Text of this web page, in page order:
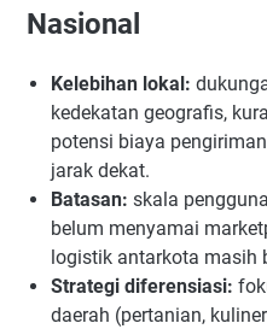
Nasional
Kelebihan lokal:
kedekatan geografis,
potensi biaya
jarak dekat.
Batasan: skala
belum menyamai
logistik antarkota masih
Strategi diferensiasi:
daerah (pertanian,